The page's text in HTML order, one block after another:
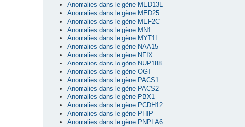
Anomalies dans le gène MED13L
Anomalies dans le gène MED25
Anomalies dans le gène MEF2C
Anomalies dans le gène MN1
Anomalies dans le gène MYT1L
Anomalies dans le gène NAA15
Anomalies dans le gène NFIX
Anomalies dans le gène NUP188
Anomalies dans le gène OGT
Anomalies dans le gène PACS1
Anomalies dans le gène PACS2
Anomalies dans le gène PBX1
Anomalies dans le gène PCDH12
Anomalies dans le gène PHIP
Anomalies dans le gène PNPLA6